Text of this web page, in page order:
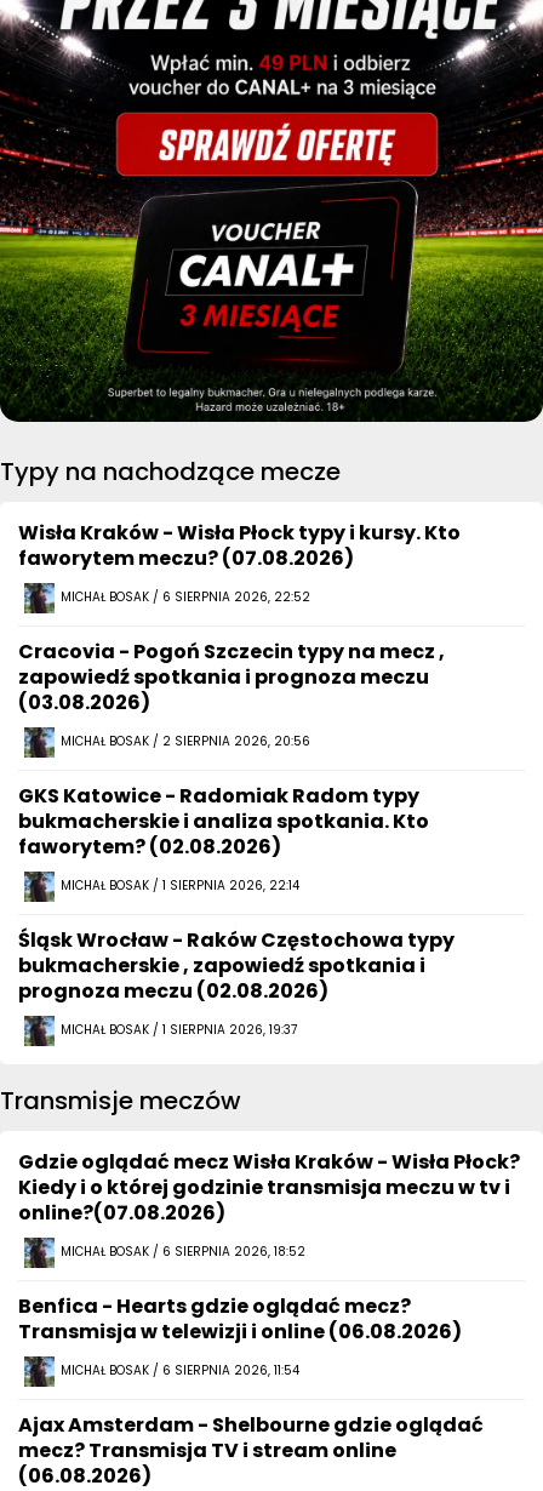
Typy na nachodzące mecze
Wisła Kraków - Wisła Płock typy i kursy. Kto
faworytem meczu? (07.08.2026)
MICHAŁ BOSAK / 6 SIERPNIA 2026, 22:52
Cracovia - Pogoń Szczecin typy na mecz ,
zapowiedź spotkania i prognoza meczu
(03.08.2026)
MICHAŁ BOSAK / 2 SIERPNIA 2026, 20:56
GKS Katowice - Radomiak Radom typy
bukmacherskie i analiza spotkania. Kto
faworytem? (02.08.2026)
MICHAŁ BOSAK / 1 SIERPNIA 2026, 22:14
Śląsk Wrocław - Raków Częstochowa typy
bukmacherskie , zapowiedź spotkania i
prognoza meczu (02.08.2026)
MICHAŁ BOSAK / 1 SIERPNIA 2026, 19:37
Transmisje meczów
Gdzie oglądać mecz Wisła Kraków - Wisła Płock?
Kiedy i o której godzinie transmisja meczu w tv i
online?(07.08.2026)
MICHAŁ BOSAK / 6 SIERPNIA 2026, 18:52
Benfica - Hearts gdzie oglądać mecz?
Transmisja w telewizji i online (06.08.2026)
MICHAŁ BOSAK / 6 SIERPNIA 2026, 11:54
Ajax Amsterdam - Shelbourne gdzie oglądać
mecz? Transmisja TV i stream online
(06.08.2026)